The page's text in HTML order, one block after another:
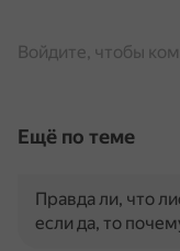
Войдите, чтобы
Ещё по теме
Правда ли, что
если да, то